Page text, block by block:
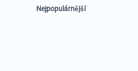
Nejpopulárnější